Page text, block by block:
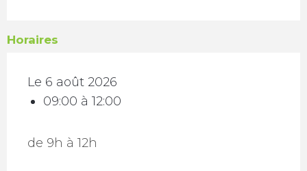
Horaires
Le 6 août 2026
09:00 à 12:00
de 9h à 12h